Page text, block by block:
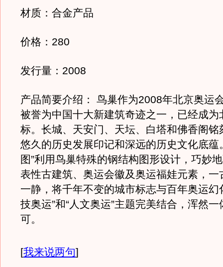
材质：合金产品
价格：280
发行量：2008
产品简要介绍： 鸟巢作为2008年北京奥运
被誉为中国十大新建筑奇迹之一，已经成为
标。长城、天安门、天坛、白塔和佛香阁铭
悠久的历史发展印记和深远的历史文化底蕴
图”利用鸟巢特殊的钢结构图形设计，巧妙
表性古建筑、奥运会徽及奥运福娃元素，一
一静，将千年不变的城市标志与百年奥运幻
技奥运”和“人文奥运”主题完美结合，浑然
可。
[我来说两句]